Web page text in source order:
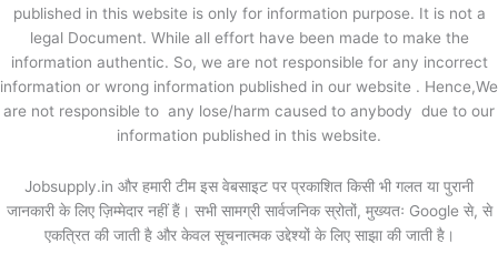
published in this website is only for information purpose. It is not a
legal Document. While all effort have been made to make the
information authentic. So, we are not responsible for any incorrect
information or wrong information published in our website . Hence,We
are not responsible to any lose/harm caused to anybody due to our
information published in this website.
Jobsupply.in और हमारी टीम इस वेबसाइट पर प्रकाशित किसी भी गलत या पुरानी
जानकारी के लिए ज़िम्मेदार नहीं हैं। सभी सामग्री सार्वजनिक स्रोतों, मुख्यतः Google से, से
एकत्रित की जाती है और केवल सूचनात्मक उद्देश्यों के लिए साझा की जाती है।